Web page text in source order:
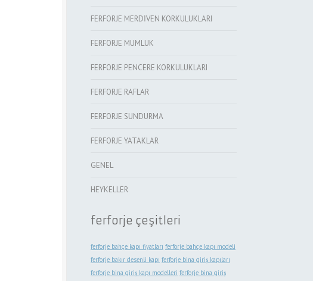
FERFORJE MERDİVEN KORKULUKLARI
FERFORJE MUMLUK
FERFORJE PENCERE KORKULUKLARI
FERFORJE RAFLAR
FERFORJE SUNDURMA
FERFORJE YATAKLAR
GENEL
HEYKELLER
ferforje çeşitleri
ferforje bahçe kapı fiyatları ferforje bahçe kapı modeli
ferforje bakır desenli kapı ferforje bina giriş kapıları
ferforje bina giriş kapı modelleri ferforje bina giriş